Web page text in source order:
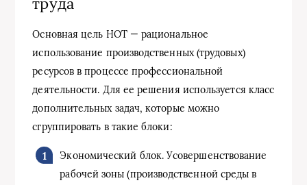
Основная цель НОТ — рациональное
использование производственных (трудовых)
ресурсов в процессе профессиональной
деятельности. Для ее решения используется класс
дополнительных задач, которые можно
сгруппировать в такие блоки:
Экономический блок. Усовершенствование
рабочей зоны (производственной среды в